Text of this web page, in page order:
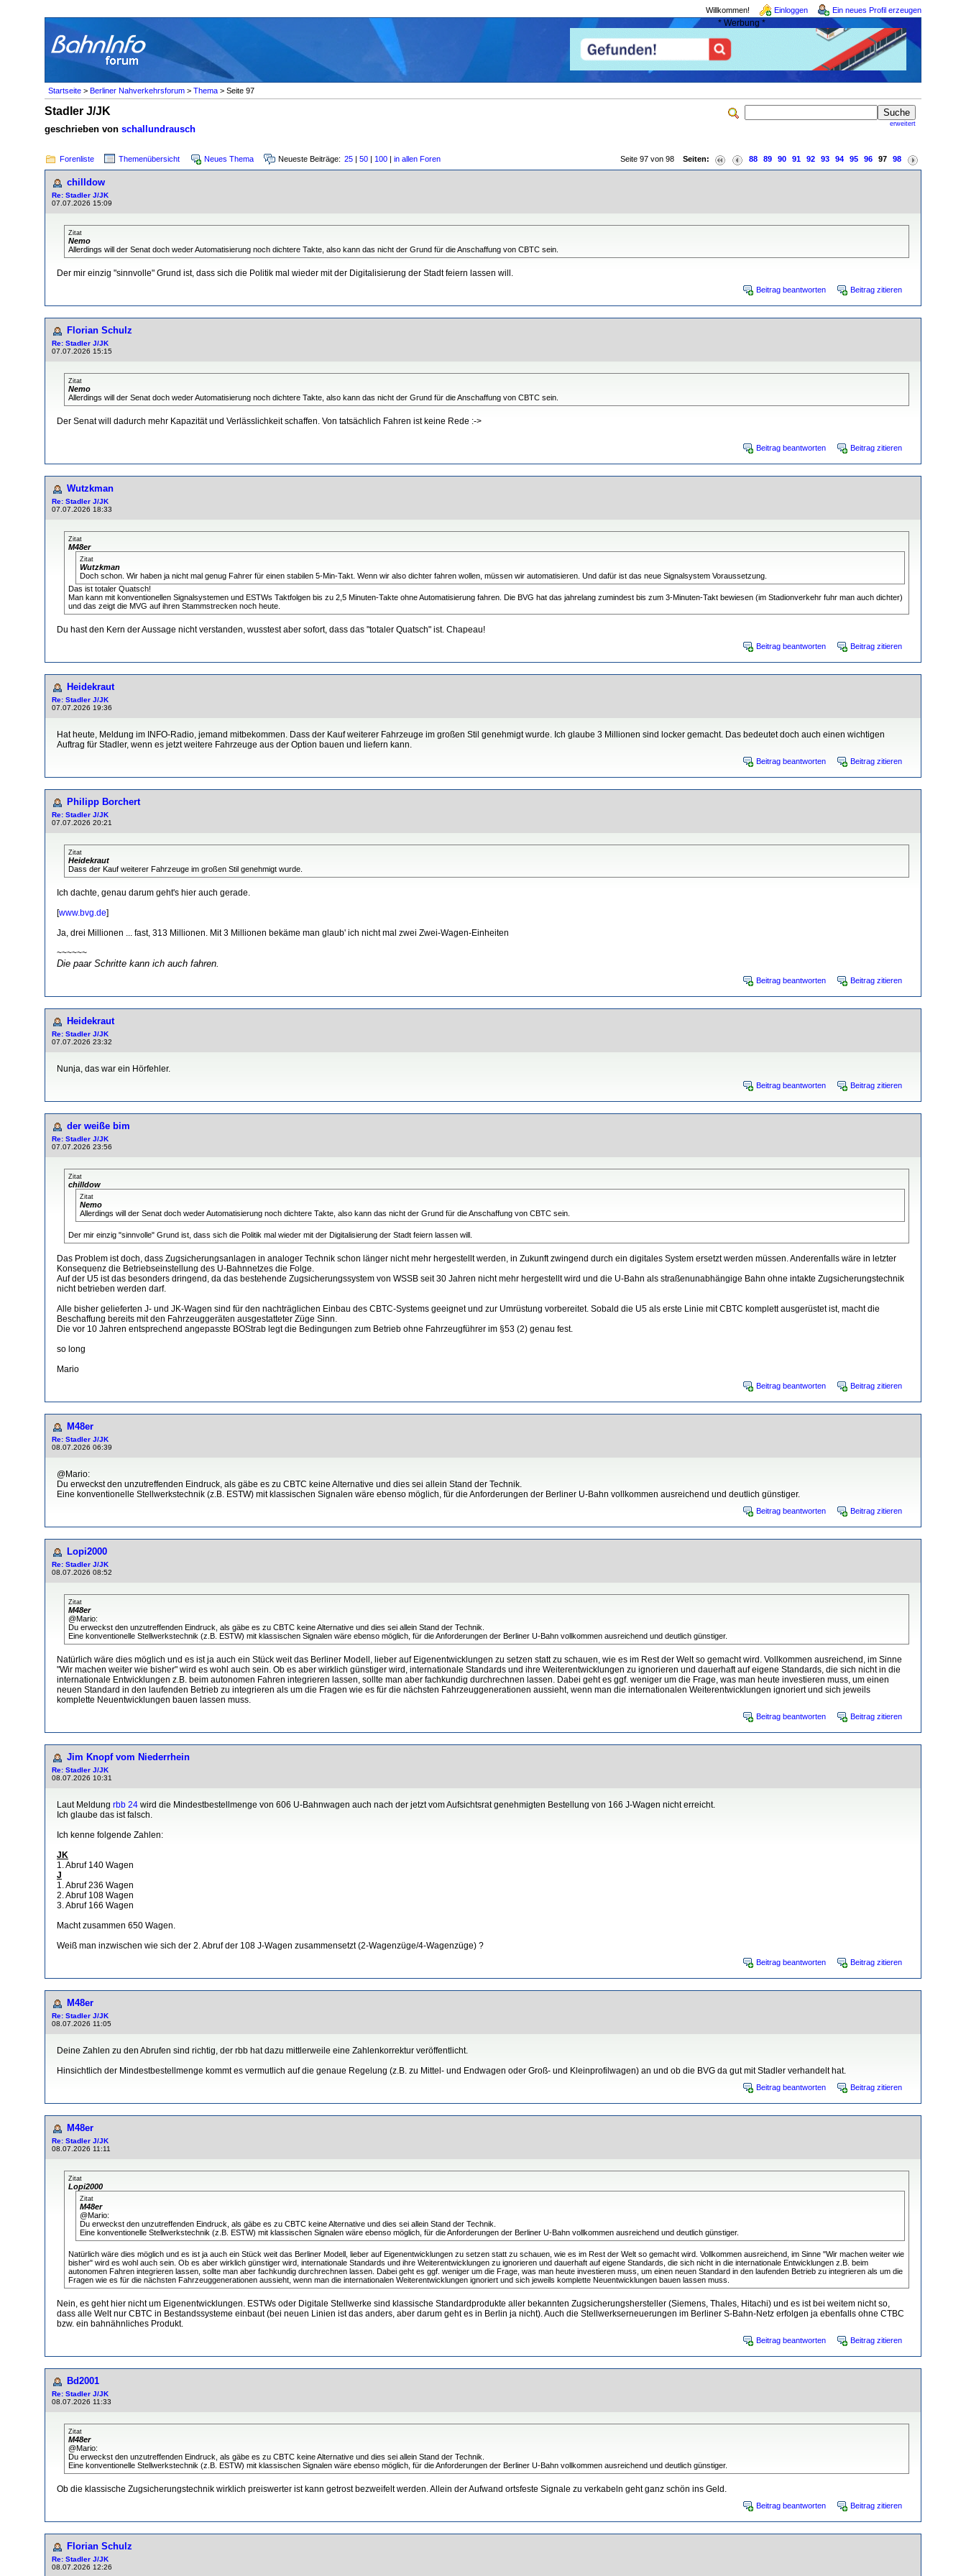
Willkommen! Einloggen Ein neues Profil erzeugen
* Werbung *
Startseite > Berliner Nahverkehrsforum > Thema > Seite 97
erweitert
Stadler J/JK
geschrieben von schallundrausch
Forenliste Themenübersicht Neues Thema Neueste Beiträge: 25 | 50 | 100 | in allen Foren Seite 97 von 98 Seiten: 88 89 90 91 92 93 94 95 96 97 98
chilldow
Re: Stadler J/JK
07.07.2026 15:09
Zitat
Nemo
Allerdings will der Senat doch weder Automatisierung noch dichtere Takte, also kann das nicht der Grund für die Anschaffung von CBTC sein.
Der mir einzig "sinnvolle" Grund ist, dass sich die Politik mal wieder mit der Digitalisierung der Stadt feiern lassen will.
Beitrag beantworten Beitrag zitieren
Florian Schulz
Re: Stadler J/JK
07.07.2026 15:15
Zitat
Nemo
Allerdings will der Senat doch weder Automatisierung noch dichtere Takte, also kann das nicht der Grund für die Anschaffung von CBTC sein.
Der Senat will dadurch mehr Kapazität und Verlässlichkeit schaffen. Von tatsächlich Fahren ist keine Rede :->
Beitrag beantworten Beitrag zitieren
Wutzkman
Re: Stadler J/JK
07.07.2026 18:33
Zitat
M48er
Zitat
Wutzkman
Doch schon. Wir haben ja nicht mal genug Fahrer für einen stabilen 5-Min-Takt. Wenn wir also dichter fahren wollen, müssen wir automatisieren. Und dafür ist das neue Signalsystem Voraussetzung.
Das ist totaler Quatsch!
Man kann mit konventionellen Signalsystemen und ESTWs Taktfolgen bis zu 2,5 Minuten-Takte ohne Automatisierung fahren. Die BVG hat das jahrelang zumindest bis zum 3-Minuten-Takt bewiesen (im Stadionverkehr fuhr man auch dichter)
und das zeigt die MVG auf ihren Stammstrecken noch heute.
Du hast den Kern der Aussage nicht verstanden, wusstest aber sofort, dass das "totaler Quatsch" ist. Chapeau!
Beitrag beantworten Beitrag zitieren
Heidekraut
Re: Stadler J/JK
07.07.2026 19:36
Hat heute, Meldung im INFO-Radio, jemand mitbekommen. Dass der Kauf weiterer Fahrzeuge im großen Stil genehmigt wurde. Ich glaube 3 Millionen sind locker gemacht. Das bedeutet doch auch einen wichtigen
Auftrag für Stadler, wenn es jetzt weitere Fahrzeuge aus der Option bauen und liefern kann.
Beitrag beantworten Beitrag zitieren
Philipp Borchert
Re: Stadler J/JK
07.07.2026 20:21
Zitat
Heidekraut
Dass der Kauf weiterer Fahrzeuge im großen Stil genehmigt wurde.
Ich dachte, genau darum geht's hier auch gerade.
[www.bvg.de]
Ja, drei Millionen ... fast, 313 Millionen. Mit 3 Millionen bekäme man glaub' ich nicht mal zwei Zwei-Wagen-Einheiten
~~~~~~
Die paar Schritte kann ich auch fahren.
Beitrag beantworten Beitrag zitieren
Heidekraut
Re: Stadler J/JK
07.07.2026 23:32
Nunja, das war ein Hörfehler.
Beitrag beantworten Beitrag zitieren
der weiße bim
Re: Stadler J/JK
07.07.2026 23:56
Zitat
chilldow
Zitat
Nemo
Allerdings will der Senat doch weder Automatisierung noch dichtere Takte, also kann das nicht der Grund für die Anschaffung von CBTC sein.
Der mir einzig "sinnvolle" Grund ist, dass sich die Politik mal wieder mit der Digitalisierung der Stadt feiern lassen will.
Das Problem ist doch, dass Zugsicherungsanlagen in analoger Technik schon länger nicht mehr hergestellt werden, in Zukunft zwingend durch ein digitales System ersetzt werden müssen. Anderenfalls wäre in letzter
Konsequenz die Betriebseinstellung des U-Bahnnetzes die Folge.
Auf der U5 ist das besonders dringend, da das bestehende Zugsicherungssystem von WSSB seit 30 Jahren nicht mehr hergestellt wird und die U-Bahn als straßenunabhängige Bahn ohne intakte Zugsicherungstechnik
nicht betrieben werden darf.
Alle bisher gelieferten J- und JK-Wagen sind für den nachträglichen Einbau des CBTC-Systems geeignet und zur Umrüstung vorbereitet. Sobald die U5 als erste Linie mit CBTC komplett ausgerüstet ist, macht die
Beschaffung bereits mit den Fahrzeuggeräten ausgestatteter Züge Sinn.
Die vor 10 Jahren entsprechend angepasste BOStrab legt die Bedingungen zum Betrieb ohne Fahrzeugführer im §53 (2) genau fest.
so long
Mario
Beitrag beantworten Beitrag zitieren
M48er
Re: Stadler J/JK
08.07.2026 06:39
@Mario:
Du erweckst den unzutreffenden Eindruck, als gäbe es zu CBTC keine Alternative und dies sei allein Stand der Technik.
Eine konventionelle Stellwerkstechnik (z.B. ESTW) mit klassischen Signalen wäre ebenso möglich, für die Anforderungen der Berliner U-Bahn vollkommen ausreichend und deutlich günstiger.
Beitrag beantworten Beitrag zitieren
Lopi2000
Re: Stadler J/JK
08.07.2026 08:52
Zitat
M48er
@Mario:
Du erweckst den unzutreffenden Eindruck, als gäbe es zu CBTC keine Alternative und dies sei allein Stand der Technik.
Eine konventionelle Stellwerkstechnik (z.B. ESTW) mit klassischen Signalen wäre ebenso möglich, für die Anforderungen der Berliner U-Bahn vollkommen ausreichend und deutlich günstiger.
Natürlich wäre dies möglich und es ist ja auch ein Stück weit das Berliner Modell, lieber auf Eigenentwicklungen zu setzen statt zu schauen, wie es im Rest der Welt so gemacht wird. Vollkommen ausreichend, im Sinne
"Wir machen weiter wie bisher" wird es wohl auch sein. Ob es aber wirklich günstiger wird, internationale Standards und ihre Weiterentwicklungen zu ignorieren und dauerhaft auf eigene Standards, die sich nicht in die
internationale Entwicklungen z.B. beim autonomen Fahren integrieren lassen, sollte man aber fachkundig durchrechnen lassen. Dabei geht es ggf. weniger um die Frage, was man heute investieren muss, um einen
neuen Standard in den laufenden Betrieb zu integrieren als um die Fragen wie es für die nächsten Fahrzeuggenerationen aussieht, wenn man die internationalen Weiterentwicklungen ignoriert und sich jeweils
komplette Neuentwicklungen bauen lassen muss.
Beitrag beantworten Beitrag zitieren
Jim Knopf vom Niederrhein
Re: Stadler J/JK
08.07.2026 10:31
Laut Meldung rbb 24 wird die Mindestbestellmenge von 606 U-Bahnwagen auch nach der jetzt vom Aufsichtsrat genehmigten Bestellung von 166 J-Wagen nicht erreicht.
Ich glaube das ist falsch.
Ich kenne folgende Zahlen:
JK
1. Abruf 140 Wagen
J
1. Abruf 236 Wagen
2. Abruf 108 Wagen
3. Abruf 166 Wagen
Macht zusammen 650 Wagen.
Weiß man inzwischen wie sich der 2. Abruf der 108 J-Wagen zusammensetzt (2-Wagenzüge/4-Wagenzüge) ?
Beitrag beantworten Beitrag zitieren
M48er
Re: Stadler J/JK
08.07.2026 11:05
Deine Zahlen zu den Abrufen sind richtig, der rbb hat dazu mittlerweile eine Zahlenkorrektur veröffentlicht.
Hinsichtlich der Mindestbestellmenge kommt es vermutlich auf die genaue Regelung (z.B. zu Mittel- und Endwagen oder Groß- und Kleinprofilwagen) an und ob die BVG da gut mit Stadler verhandelt hat.
Beitrag beantworten Beitrag zitieren
M48er
Re: Stadler J/JK
08.07.2026 11:11
Zitat
Lopi2000
Zitat
M48er
@Mario:
Du erweckst den unzutreffenden Eindruck, als gäbe es zu CBTC keine Alternative und dies sei allein Stand der Technik.
Eine konventionelle Stellwerkstechnik (z.B. ESTW) mit klassischen Signalen wäre ebenso möglich, für die Anforderungen der Berliner U-Bahn vollkommen ausreichend und deutlich günstiger.
Natürlich wäre dies möglich und es ist ja auch ein Stück weit das Berliner Modell, lieber auf Eigenentwicklungen zu setzen statt zu schauen, wie es im Rest der Welt so gemacht wird. Vollkommen ausreichend, im Sinne "Wir machen weiter wie
bisher" wird es wohl auch sein. Ob es aber wirklich günstiger wird, internationale Standards und ihre Weiterentwicklungen zu ignorieren und dauerhaft auf eigene Standards, die sich nicht in die internationale Entwicklungen z.B. beim
autonomen Fahren integrieren lassen, sollte man aber fachkundig durchrechnen lassen. Dabei geht es ggf. weniger um die Frage, was man heute investieren muss, um einen neuen Standard in den laufenden Betrieb zu integrieren als um die
Fragen wie es für die nächsten Fahrzeuggenerationen aussieht, wenn man die internationalen Weiterentwicklungen ignoriert und sich jeweils komplette Neuentwicklungen bauen lassen muss.
Nein, es geht hier nicht um Eigenentwicklungen. ESTWs oder Digitale Stellwerke sind klassische Standardprodukte aller bekannten Zugsicherungshersteller (Siemens, Thales, Hitachi) und es ist bei weitem nicht so,
dass alle Welt nur CBTC in Bestandssysteme einbaut (bei neuen Linien ist das anders, aber darum geht es in Berlin ja nicht). Auch die Stellwerkserneuerungen im Berliner S-Bahn-Netz erfolgen ja ebenfalls ohne CTBC
bzw. ein bahnähnliches Produkt.
Beitrag beantworten Beitrag zitieren
Bd2001
Re: Stadler J/JK
08.07.2026 11:33
Zitat
M48er
@Mario:
Du erweckst den unzutreffenden Eindruck, als gäbe es zu CBTC keine Alternative und dies sei allein Stand der Technik.
Eine konventionelle Stellwerkstechnik (z.B. ESTW) mit klassischen Signalen wäre ebenso möglich, für die Anforderungen der Berliner U-Bahn vollkommen ausreichend und deutlich günstiger.
Ob die klassische Zugsicherungstechnik wirklich preiswerter ist kann getrost bezweifelt werden. Allein der Aufwand ortsfeste Signale zu verkabeln geht ganz schön ins Geld.
Beitrag beantworten Beitrag zitieren
Florian Schulz
Re: Stadler J/JK
08.07.2026 12:26